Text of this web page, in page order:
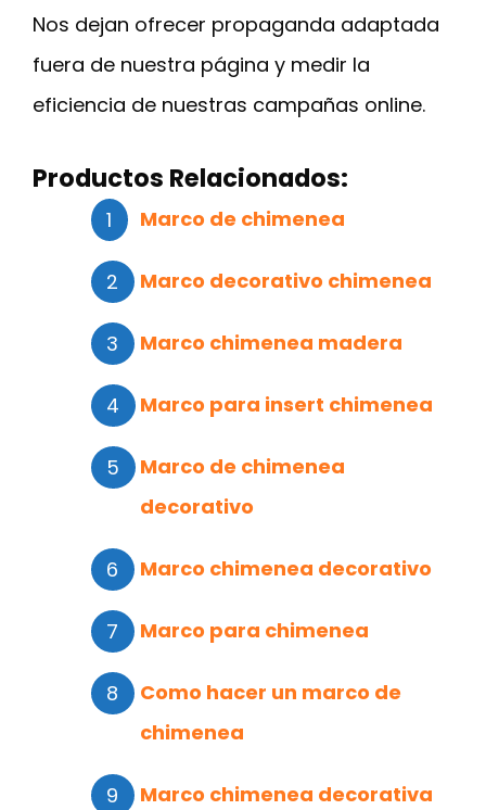
Nos dejan ofrecer propaganda adaptada
fuera de nuestra página y medir la
eficiencia de nuestras campañas online.
Productos Relacionados:
Marco de chimenea
Marco decorativo chimenea
Marco chimenea madera
Marco para insert chimenea
Marco de chimenea
decorativo
Marco chimenea decorativo
Marco para chimenea
Como hacer un marco de
chimenea
Marco chimenea decorativa